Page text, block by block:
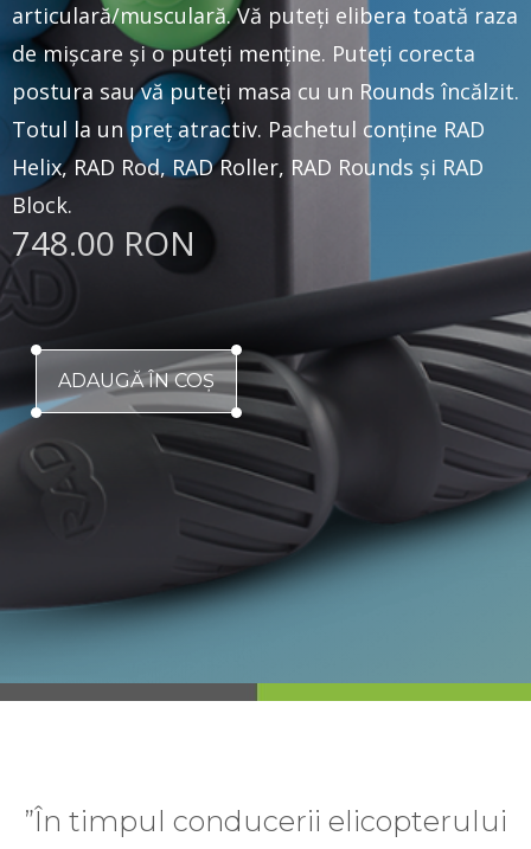
articulară/musculară. Vă puteți elibera toată raza
de mișcare și o puteți menține. Puteți corecta
postura sau vă puteți masa cu un Rounds încălzit.
Totul la un preț atractiv. Pachetul conține RAD
Helix, RAD Rod, RAD Roller, RAD Rounds și RAD
Block.
748.00 RON
ADAUGĂ ÎN COŞ
”În timpul conducerii elicopterului